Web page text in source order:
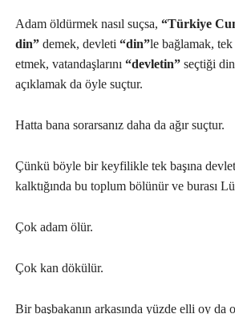
Adam öldürmek nasıl suçsa,“Türkiye
din” demek, devleti“din”le bağlamak,
etmek, vatandaşlarını“devletin” seçtiği
açıklamak da öyle suçtur.
Hatta bana sorarsanız daha da ağır suçtur.
Çünkü böyle bir keyfilikle tek başına
kalktığında bu toplum bölünür ve burası
Çok adam ölür.
Çok kan dökülür.
Bir başbakanın arkasında yüzde elli oy da